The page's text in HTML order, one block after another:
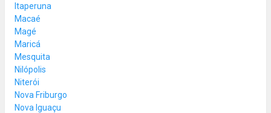
Itaperuna
Macaé
Magé
Maricá
Mesquita
Nilópolis
Niterói
Nova Friburgo
Nova Iguaçu